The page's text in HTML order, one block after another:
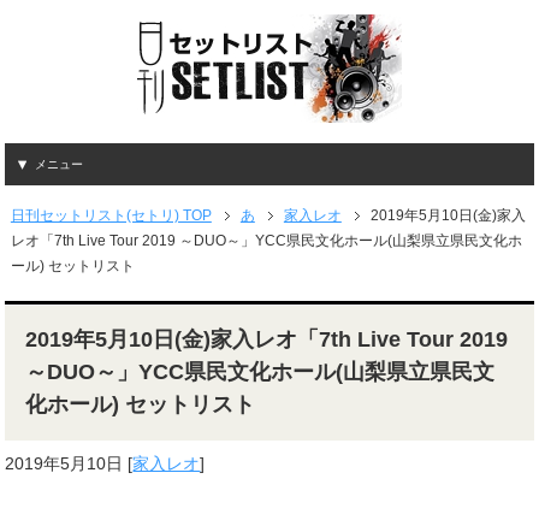
メニュー
日刊セットリスト(セトリ) TOP あ 家入レオ
2019年5月10日(金)家入
レオ「7th Live Tour 2019 ～DUO～」YCC県民文化ホール(山梨県立県民文化ホ
ール) セットリスト
2019年5月10日(金)家入レオ「7th Live Tour 2019
～DUO～」YCC県民文化ホール(山梨県立県民文
化ホール) セットリスト
2019年5月10日 [家入レオ]